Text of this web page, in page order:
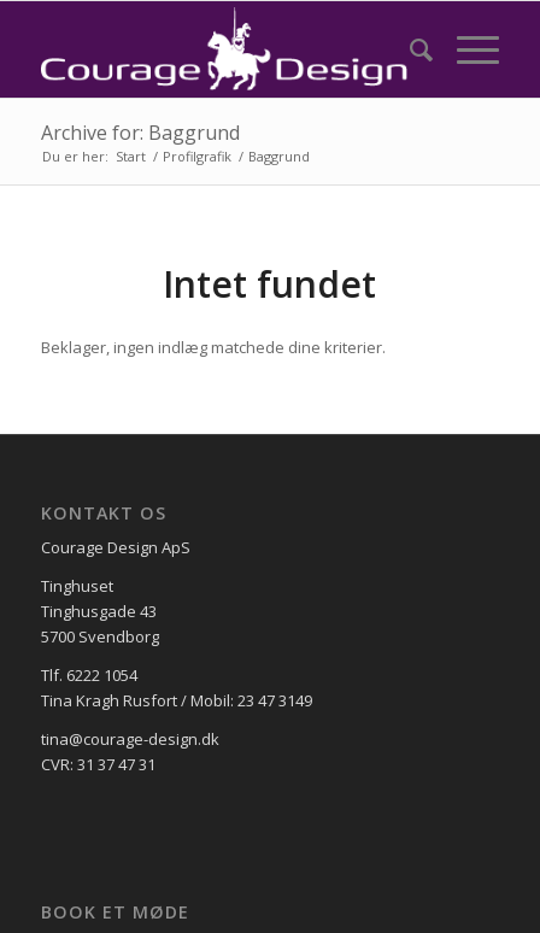
Archive for: Baggrund
Du er her: Start / Profilgrafik / Baggrund
Intet fundet
Beklager, ingen indlæg matchede dine kriterier.
KONTAKT OS
Courage Design ApS
Tinghuset
Tinghusgade 43
5700 Svendborg
Tlf. 6222 1054
Tina Kragh Rusfort / Mobil: 23 47 3149
tina@courage-design.dk
CVR: 31 37 47 31
BOOK ET MØDE